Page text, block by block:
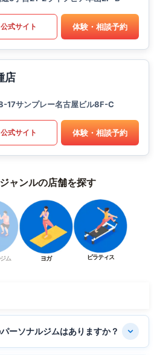
公式サイト 体験・相談予約
店
17サンプレー名古屋ビル8F-C
公式サイト 体験・相談予約
ャンルの店舗を探す
ム ヨガ ピラティス
ーソナルジムはありますか？